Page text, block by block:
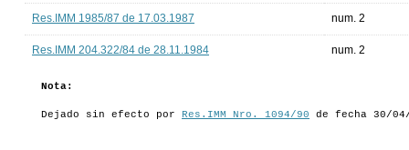
Res.IMM 1985/87 de 17.03.1987 num. 2
Res.IMM 204.322/84 de 28.11.1984 num. 2
Nota:
Dejado sin efecto por Res.IMM Nro. 1094/90 de fecha 30/